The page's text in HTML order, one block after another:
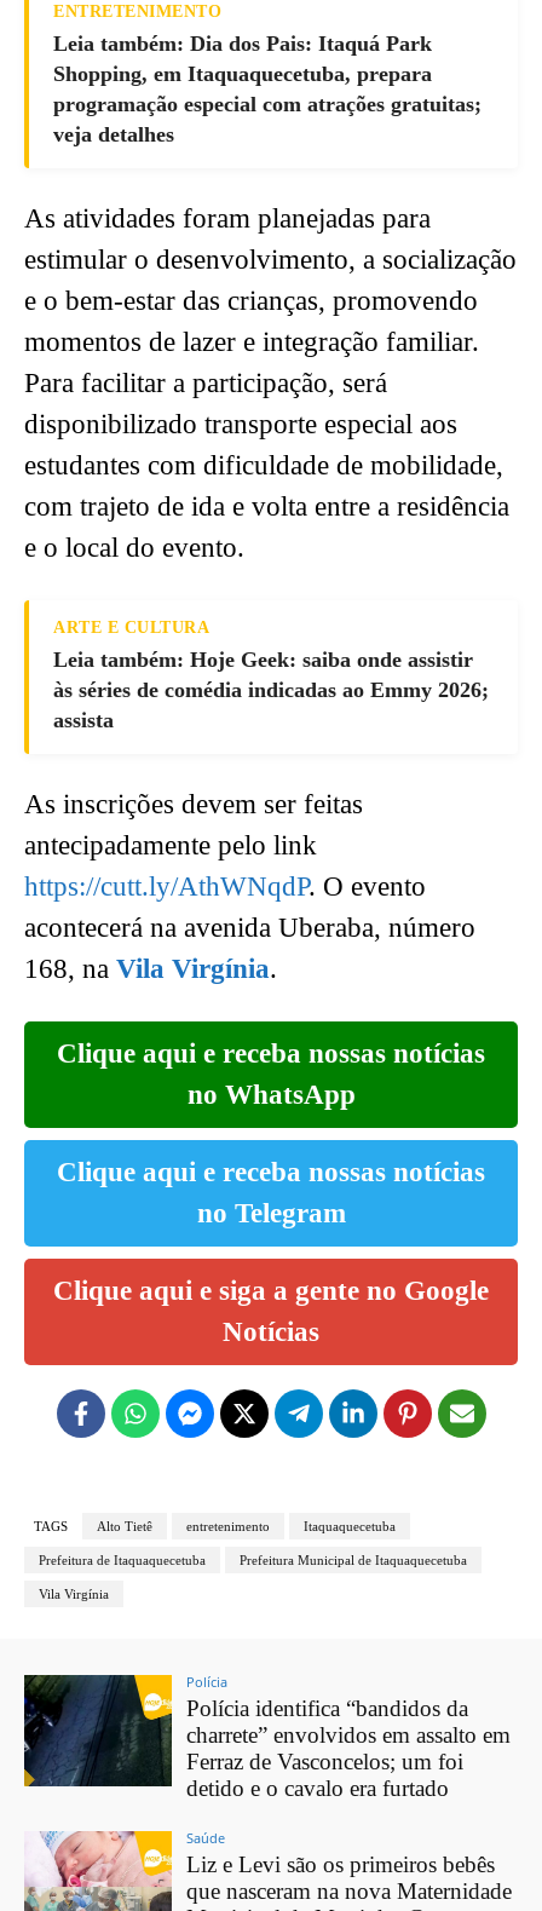
ENTRETENIMENTO
Leia também: Dia dos Pais: Itaquá Park
Shopping, em Itaquaquecetuba, prepara
programação especial com atrações gratuitas;
veja detalhes
As atividades foram planejadas para
estimular o desenvolvimento, a socialização
e o bem-estar das crianças, promovendo
momentos de lazer e integração familiar.
Para facilitar a participação, será
disponibilizado transporte especial aos
estudantes com dificuldade de mobilidade,
com trajeto de ida e volta entre a residência
e o local do evento.
ARTE E CULTURA
Leia também: Hoje Geek: saiba onde assistir
às séries de comédia indicadas ao Emmy 2026;
assista
As inscrições devem ser feitas
antecipadamente pelo link
https://cutt.ly/AthWNqdP. O evento
acontecerá na avenida Uberaba, número
168, na Vila Virgínia.
Clique aqui e receba nossas notícias
no WhatsApp
Clique aqui e receba nossas notícias
no Telegram
Clique aqui e siga a gente no Google
Notícias
TAGS Alto Tietê entretenimento Itaquaquecetuba
Prefeitura de Itaquaquecetuba Prefeitura Municipal de Itaquaquecetuba
Vila Virgínia
Polícia
Polícia identifica “bandidos da
charrete” envolvidos em assalto em
Ferraz de Vasconcelos; um foi
detido e o cavalo era furtado
Saúde
Liz e Levi são os primeiros bebês
que nasceram na nova Maternidade